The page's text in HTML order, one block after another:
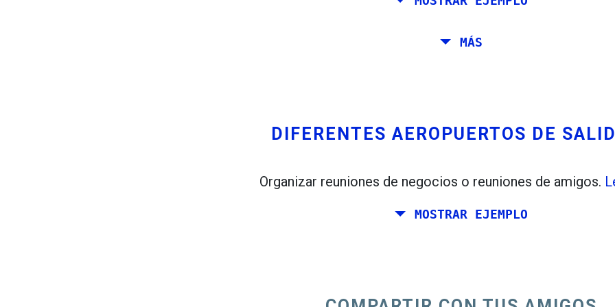
Planificar un viaje a través de Roma, Barcelona, ​​Estocolmo, Praga y Atenas.
MÁS
DIFERENTES AEROPUERTOS DE
Organizar reuniones de negocios o reuniones de amigos.
MOSTRAR EJEMPLO